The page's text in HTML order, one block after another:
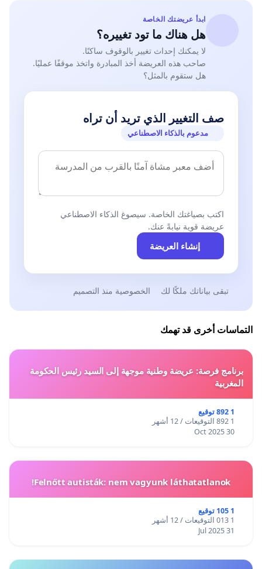
ابدأ عريضتك الخاصة
هل هناك ما تود تغييره؟
لا يمكنك إحداث تغيير بالوقوف ساكنًا.
صاحب هذه العريضة أخذ المبادرة واتخذ موقفًا عمليًا.
هل ستقوم بالمثل؟
صف التغيير الذي تريد أن تراه
مدعوم بالذكاء الاصطناعي
اكتب بصياغتك الخاصة. سيصوغ الذكاء الاصطناعي
عريضة قوية نيابةً عنك.
إنشاء العريضة
تبقى بياناتك ملكًا لك الخصوصية منذ التصميم
التماسات أخرى قد تهمك
برنامج فرصة: عريضة وطنية موجهة إلى السيد رئيس الحكومة
المغربية
1 892 توقيع
1 892 التوقيعات / 12 أشهر
30 Oct 2025
Felnőtt autisták: nem vagyunk láthatatlanok!
1 105 توقيع
1 013 التوقيعات / 12 أشهر
31 Jul 2025